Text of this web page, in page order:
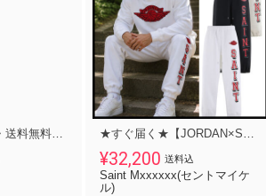
【本物保証 /関税・送料無料】Nike Jordan x SAINT Mxxxxxx ★すぐ届く★【JORDAN×SAINT MXXXXXX 】スウェットパンツ
¥32,200 送料込
Saint Mxxxxxx(セントマイケ
ル)